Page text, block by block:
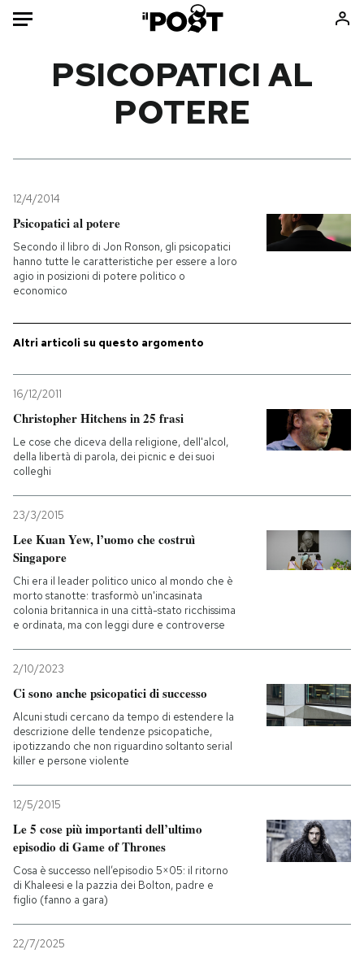
Mondo
Tecnologia
Internet
Scienza
Cultura
Sport
Libri
Media
Mondiali calcio 2026
PODCAST
NEWSLETTER
SHOP
CALENDARIO
AREA PERSONALE
Entra
PSICOPATICI AL
POTERE
12/4/2014
Psicopatici al potere
Secondo il libro di Jon Ronson, gli psicopatici
hanno tutte le caratteristiche per essere a loro
agio in posizioni di potere politico o
economico
Altri articoli su questo argomento
16/12/2011
Christopher Hitchens in 25 frasi
Le cose che diceva della religione, dell'alcol,
della libertà di parola, dei picnic e dei suoi
colleghi
23/3/2015
Lee Kuan Yew, l’uomo che costruì
Singapore
Chi era il leader politico unico al mondo che è
morto stanotte: trasformò un'incasinata
colonia britannica in una città-stato ricchissima
e ordinata, ma con leggi dure e controverse
2/10/2023
Ci sono anche psicopatici di successo
Alcuni studi cercano da tempo di estendere la
descrizione delle tendenze psicopatiche,
ipotizzando che non riguardino soltanto serial
killer e persone violente
12/5/2015
Le 5 cose più importanti dell’ultimo
episodio di Game of Thrones
Cosa è successo nell’episodio 5×05: il ritorno
di Khaleesi e la pazzia dei Bolton, padre e
figlio (fanno a gara)
22/7/2025